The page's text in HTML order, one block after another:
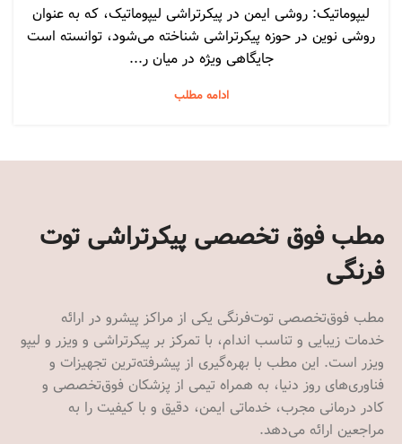
لیپوماتیک: روشی ایمن در پیکرتراشی لیپوماتیک، که به عنوان
روشی نوین در حوزه پیکرتراشی شناخته می‌شود، توانسته است
جایگاهی ویژه در میان ر...
ادامه مطلب
مطب فوق تخصصی پیکرتراشی توت
فرنگی
مطب فوق‌تخصصی توت‌فرنگی یکی از مراکز پیشرو در ارائه
خدمات زیبایی و تناسب اندام، با تمرکز بر پیکرتراشی و ویزر و لیپو
ویزر است. این مطب با بهره‌گیری از پیشرفته‌ترین تجهیزات و
فناوری‌های روز دنیا، به همراه تیمی از پزشکان فوق‌تخصصی و
کادر درمانی مجرب، خدماتی ایمن، دقیق و با کیفیت را به
مراجعین ارائه می‌دهد.